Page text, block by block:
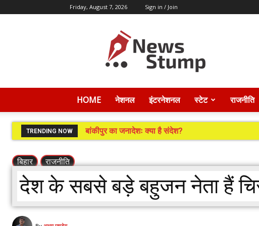
Friday, August 7, 2026 Sign in / Join
Stump
HOME नेशनल इंटरनेशनल स्टेट राजनीति
TRENDING NOW बांकीपुर का जनादेशः क्या है संदेश?
बिहार राजनीति
देश के सबसे बड़े बहुजन नेता हैं